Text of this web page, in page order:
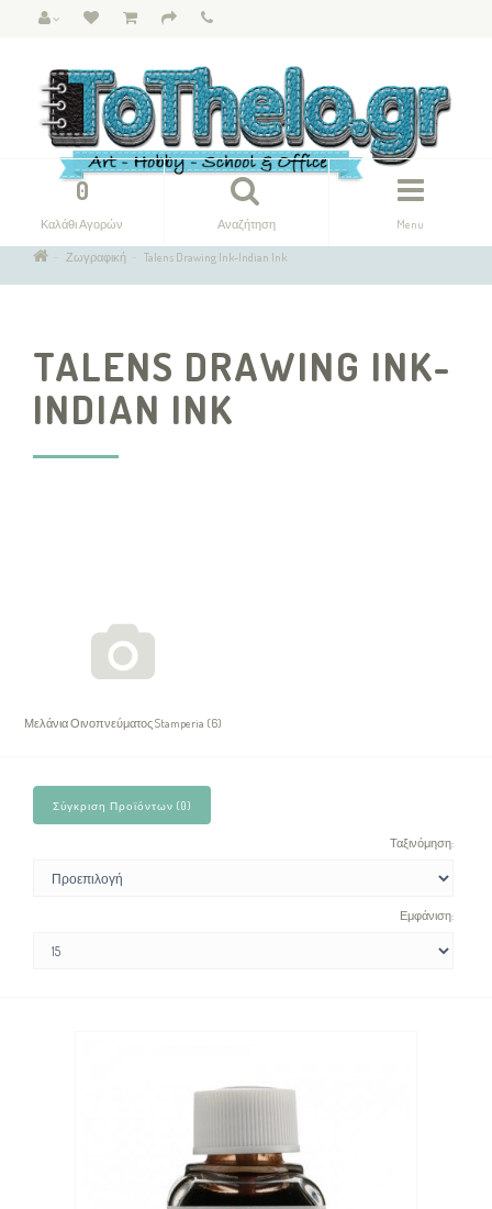
Menu
Αναζήτηση
0
Καλάθι Αγορών
Ζωγραφική Talens Drawing Ink-Indian Ink
TALENS DRAWING INK-
INDIAN INK
Μελάνια Οινοπνεύματος Stamperia (6)
Σύγκριση Προϊόντων (0)
Ταξινόμηση:
Εμφάνιση: